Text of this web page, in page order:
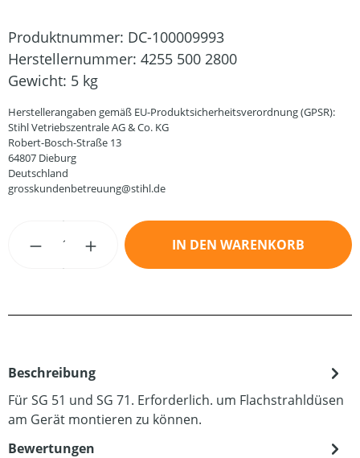
Produktnummer: DC-100009993
Herstellernummer: 4255 500 2800
Gewicht: 5 kg
Herstellerangaben gemäß EU-Produktsicherheitsverordnung (GPSR):
Stihl Vetriebszentrale AG & Co. KG
Robert-Bosch-Straße 13
64807 Dieburg
Deutschland
grosskundenbetreuung@stihl.de
Produkt Anzahl: Gib den gewünschten
IN DEN WARENKORB
Beschreibung
Für SG 51 und SG 71. Erforderlich. um Flachstrahldüsen
am Gerät montieren zu können.
Bewertungen